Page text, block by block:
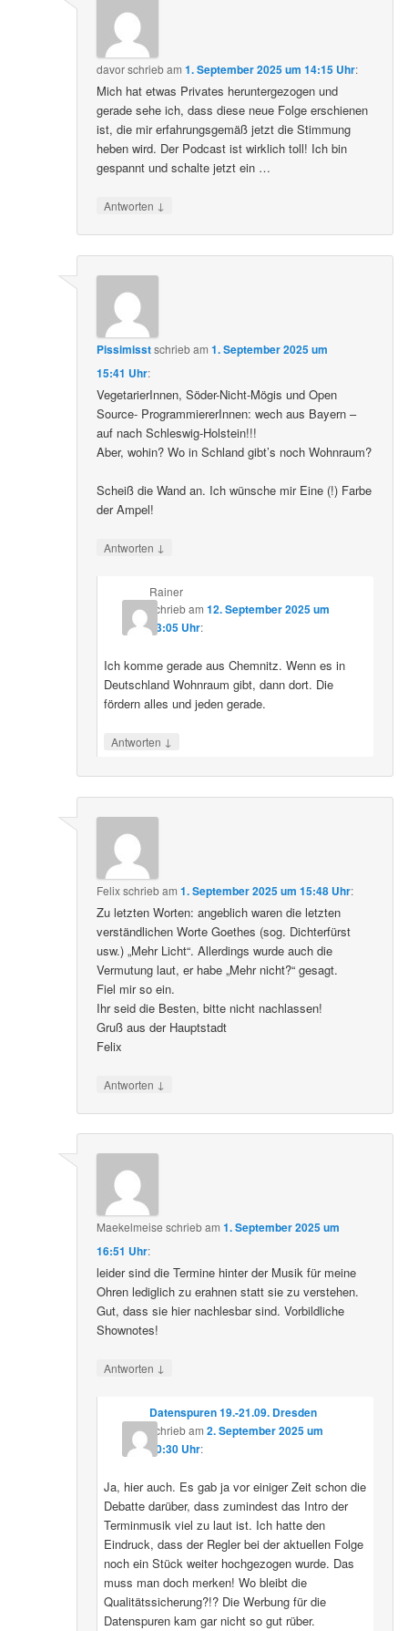
davorschriebam1. September 2025 um 14:15 Uhr:
Mich hat etwas Privates heruntergezogen und
gerade sehe ich, dass diese neue Folge erschienen
ist, die mir erfahrungsgemäß jetzt die Stimmung
heben wird. Der Podcast ist wirklich toll! Ich bin
gespannt und schalte jetzt ein …
Antworten ↓
Pissimisstschriebam1. September 2025 um
15:41 Uhr:
VegetarierInnen, Söder-Nicht-Mögis und Open
Source- ProgrammiererInnen: wech aus Bayern –
auf nach Schleswig-Holstein!!!
Aber, wohin? Wo in Schland gibt’s noch Wohnraum?
Scheiß die Wand an. Ich wünsche mir Eine (!) Farbe
der Ampel!
Antworten ↓
Rainer
schriebam 12. September 2025 um
23:05 Uhr:
Ich komme gerade aus Chemnitz. Wenn es in
Deutschland Wohnraum gibt, dann dort. Die
fördern alles und jeden gerade.
Antworten ↓
Felixschriebam1. September 2025 um 15:48 Uhr:
Zu letzten Worten: angeblich waren die letzten
verständlichen Worte Goethes (sog. Dichterfürst
usw.) „Mehr Licht“. Allerdings wurde auch die
Vermutung laut, er habe „Mehr nicht?“ gesagt.
Fiel mir so ein.
Ihr seid die Besten, bitte nicht nachlassen!
Gruß aus der Hauptstadt
Felix
Antworten ↓
Maekelmeise schriebam1. September 2025 um
16:51 Uhr:
leider sind die Termine hinter der Musik für meine
Ohren lediglich zu erahnen statt sie zu verstehen.
Gut, dass sie hier nachlesbar sind. Vorbildliche
Shownotes!
Antworten ↓
Datenspuren 19.-21.09. Dresden
schriebam 2. September 2025 um
10:30 Uhr:
Ja, hier auch. Es gab ja vor einiger Zeit schon die
Debatte darüber, dass zumindest das Intro der
Terminmusik viel zu laut ist. Ich hatte den
Eindruck, dass der Regler bei der aktuellen Folge
noch ein Stück weiter hochgezogen wurde. Das
muss man doch merken! Wo bleibt die
Qualitätssicherung?!? Die Werbung für die
Datenspuren kam gar nicht so gut rüber.